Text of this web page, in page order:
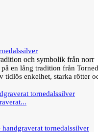
och symbolik från norr
en lång tradition från
tidlös enkelhet, starka rötter